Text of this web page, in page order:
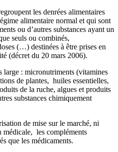
les denrées alimentaires
alimentaire normal et qui sont
ou d’autres substances ayant un
seuls ou combinés,
(…) destinées à être prises en
(décret du 20 mars 2006).
large : micronutriments (vitamines
de plantes, huiles essentielles,
de la ruche, algues et produits
substances chimiquement
de mise sur le marché, ni
médicale, les compléments
que les médicaments.